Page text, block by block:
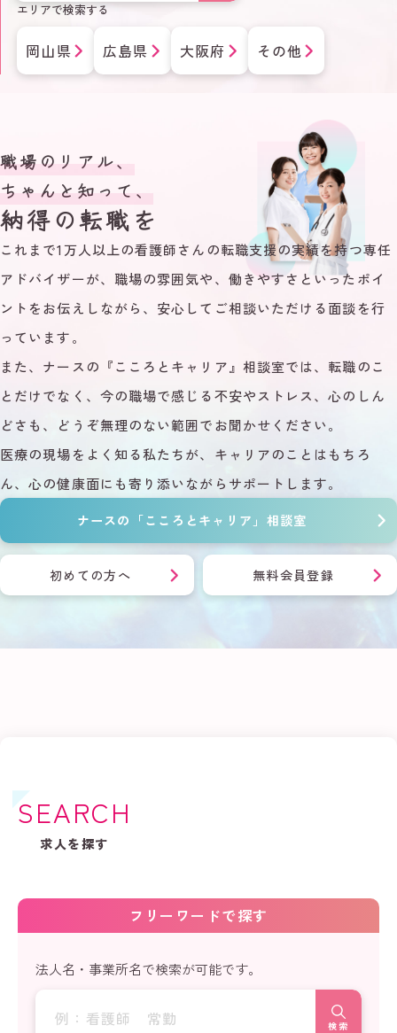
エリアで検索する
岡山県 広島県 大阪府 その他
職場のリアル、
ちゃんと知って、
納得の転職を
これまで1万人以上の看護師さんの転職支援の実績を持つ専任
アドバイザーが、職場の雰囲気や、働きやすさといったポイ
ントをお伝えしながら、安心してご相談いただける面談を行
っています。
また、ナースの『こころとキャリア』相談室では、転職のこ
とだけでなく、今の職場で感じる不安やストレス、心のしん
どさも、どうぞ無理のない範囲でお聞かせください。
医療の現場をよく知る私たちが、キャリアのことはもちろ
ん、心の健康面にも寄り添いながらサポートします。
ナースの「こころとキャリア」相談室
初めての方へ 無料会員登録
SEARCH
求人を探す
フリーワードで探す
法人名・事業所名で検索が可能です。
検索